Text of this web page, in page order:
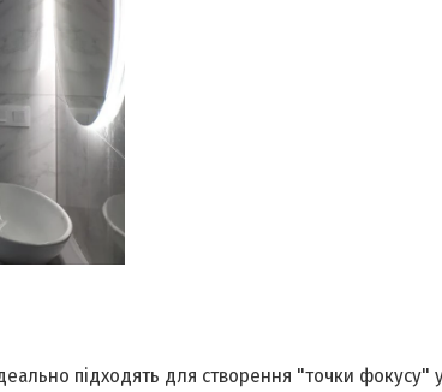
підходять для створення "точки фокусу" у